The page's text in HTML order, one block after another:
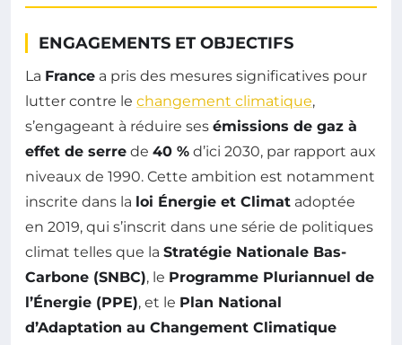
ENGAGEMENTS ET OBJECTIFS
La France a pris des mesures significatives pour
lutter contre le changement climatique,
s’engageant à réduire ses émissions de gaz à
effet de serre de 40 % d’ici 2030, par rapport aux
niveaux de 1990. Cette ambition est notamment
inscrite dans la loi Énergie et Climat adoptée
en 2019, qui s’inscrit dans une série de politiques
climat telles que la Stratégie Nationale Bas-
Carbone (SNBC), le Programme Pluriannuel de
l’Énergie (PPE), et le Plan National
d’Adaptation au Changement Climatique